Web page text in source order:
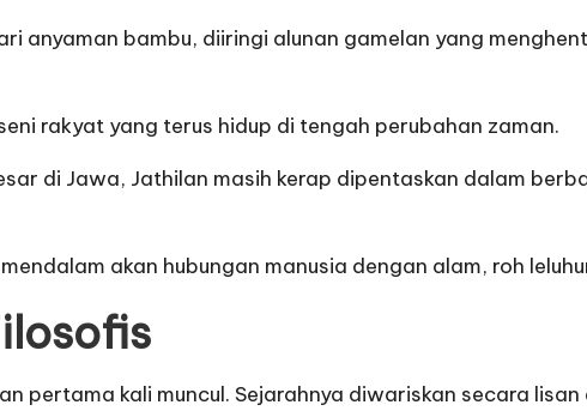
anyaman bambu, diiringi alunan gamelan yang
rakyat yang terus hidup di tengah perubahan zaman.
di Jawa, Jathilan masih kerap dipentaskan dalam
akan hubungan manusia dengan alam, roh
pertama kali muncul. Sejarahnya diwariskan secara